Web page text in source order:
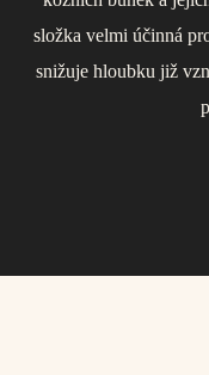
složka velmi účinná
snižuje hloubku již
Aktivně vyživuje
stárnutí, dělá ji
dostaví